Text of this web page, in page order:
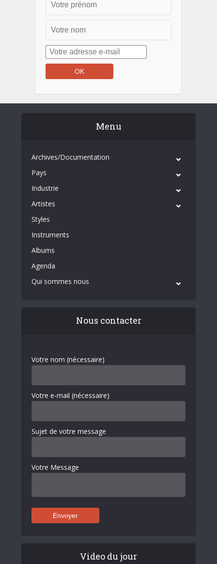
Menu
Archives/Documentation
Pays
Industrie
Artistes
Styles
Instruments
Albums
Agenda
Qui sommes nous
Nous contacter
Votre nom (nécessaire)
Votre e-mail (nécessaire)
Sujet de votre message
Votre Message
Video du jour